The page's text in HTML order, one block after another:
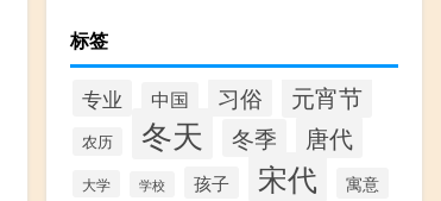
标签
专业 中国 习俗 元宵节
农历 冬天 冬季 唐代
大学 学校 孩子 宋代 寓意